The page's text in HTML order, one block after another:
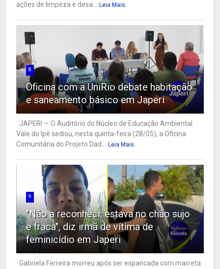
ações de limpeza e desa...
Leia Mais
8
Oficina com a UniRio debate habitação
e saneamento básico em Japeri
JAPERI — O Auditório do Núcleo de Educação Ambiental
Vale do Ipê sediou, nesta quinta-feira (28/05), a Oficina
Comunitária do Projeto Dad...
Leia Mais
9
"Não a reconheci, estava no chão sujo
e fraca", diz irmã de vítima de
feminicídio em Japeri
Gabriela Ferreira morreu após ser espancada com marreta